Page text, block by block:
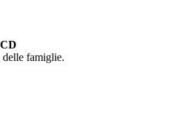
delle famiglie.